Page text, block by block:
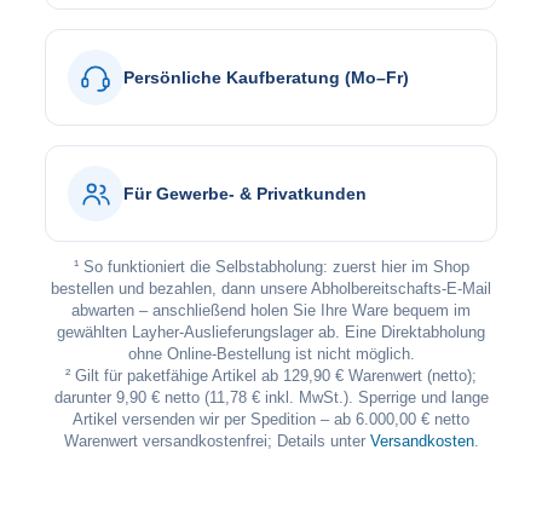
Persönliche Kaufberatung (Mo–Fr)
Für Gewerbe- & Privatkunden
¹ So funktioniert die Selbstabholung: zuerst hier im Shop
bestellen und bezahlen, dann unsere Abholbereitschafts-E-Mail
abwarten – anschließend holen Sie Ihre Ware bequem im
gewählten Layher-Auslieferungslager ab. Eine Direktabholung
ohne Online-Bestellung ist nicht möglich.
² Gilt für paketfähige Artikel ab 129,90 € Warenwert (netto);
darunter 9,90 € netto (11,78 € inkl. MwSt.). Sperrige und lange
Artikel versenden wir per Spedition – ab 6.000,00 € netto
Warenwert versandkostenfrei; Details unter Versandkosten.